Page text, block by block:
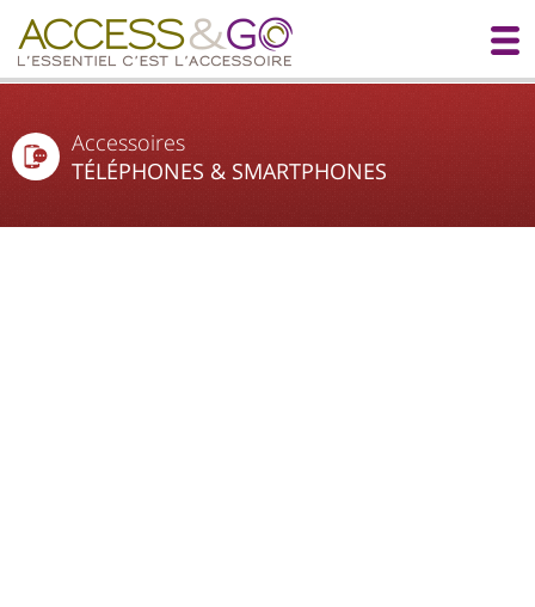
Accessoires
TÉLÉPHONES & SMARTPHONES